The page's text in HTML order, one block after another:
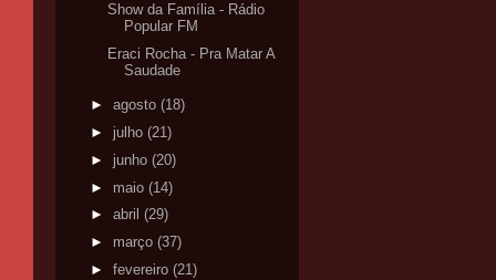
Show da Família - Rádio
Popular FM
Eraci Rocha - Pra Matar A
Saudade
► agosto (18)
► julho (21)
► junho (20)
► maio (14)
► abril (29)
► março (37)
► fevereiro (21)